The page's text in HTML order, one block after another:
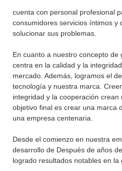
cuenta con personal profesional
consumidores servicios íntimos y
solucionar sus problemas.
En cuanto a nuestro concepto
centra en la calidad y la
mercado. Además, logramos el
tecnología y nuestra marca.
integridad y la cooperación
objetivo final es crear una marca
una empresa centenaria.
Desde el comienzo en nuestra
desarrollo de Después de años
logrado resultados notables en la